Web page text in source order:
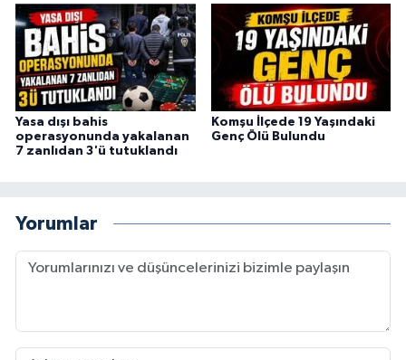
Yasa dışı bahis
operasyonunda yakalanan
7 zanlıdan 3'ü tutuklandı
Komşu İlçede 19 Yaşındaki
Genç Ölü Bulundu
Yorumlar